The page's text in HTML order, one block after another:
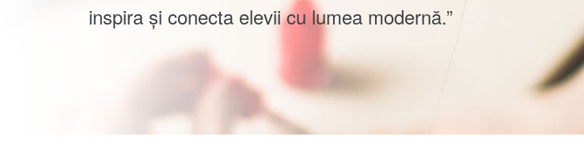
inspira și conecta elevii cu lumea modernă.”